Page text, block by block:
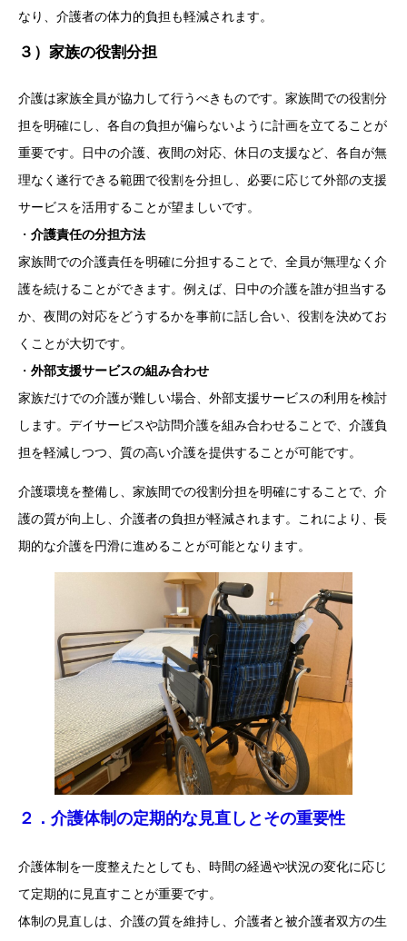
なり、介護者の体力的負担も軽減されます。
３）家族の役割分担
介護は家族全員が協力して行うべきものです。家族間での役割分
担を明確にし、各自の負担が偏らないように計画を立てることが
重要です。日中の介護、夜間の対応、休日の支援など、各自が無
理なく遂行できる範囲で役割を分担し、必要に応じて外部の支援
サービスを活用することが望ましいです。
・ 介護責任の分担方法
家族間での介護責任を明確に分担することで、全員が無理なく介
護を続けることができます。例えば、日中の介護を誰が担当する
か、夜間の対応をどうするかを事前に話し合い、役割を決めてお
くことが大切です。
・ 外部支援サービスの組み合わせ
家族だけでの介護が難しい場合、外部支援サービスの利用を検討
します。デイサービスや訪問介護を組み合わせることで、介護負
担を軽減しつつ、質の高い介護を提供することが可能です。
介護環境を整備し、家族間での役割分担を明確にすることで、介
護の質が向上し、介護者の負担が軽減されます。これにより、長
期的な介護を円滑に進めることが可能となります。
２．介護体制の定期的な見直しとその重要性
介護体制を一度整えたとしても、時間の経過や状況の変化に応じ
て定期的に見直すことが重要です。
体制の見直しは、介護の質を維持し、介護者と被介護者双方の生